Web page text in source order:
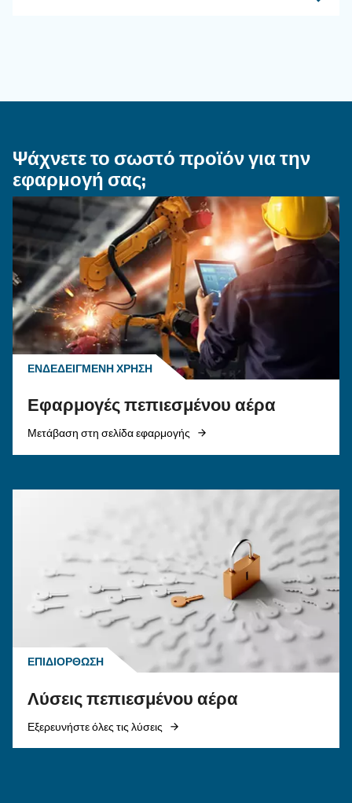
σωλήνα αέρα και τα εξαρτήματα σύνδεσης για
σύστημα πεπιεσμένου αέρα για να
αέρα, να μειώσετε τις διαρροές, να
ασφάλεια και να ενισχύσετε την απόδοση.
ΠΕΠΙΕΣΜΈΝΟΣ ΑΈΡΑΣ
Κινητήρας έναντι
αεροσυμπιεστή: ποιον να
επιλέξετε;
Οδηγός ηλεκτρικού αεροσυμπιεστή:
πλεονεκτήματα, συγκρίνετε αεροσυμπιεστές
και φυσικού αερίου και βελτιστοποιήστε τη
διαχείριση υγροποιημένων υδρατμών
αεροσυμπιεστών.